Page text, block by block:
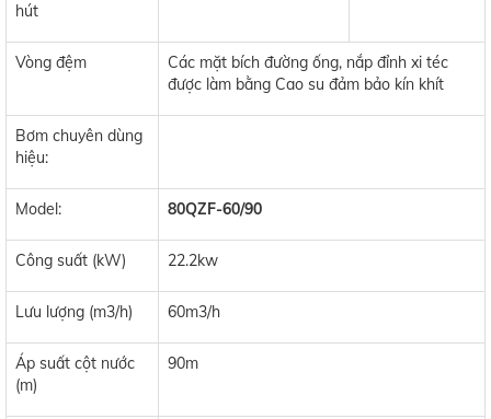
hút
Vòng đệm
Các mặt bích đường ống, nắp đỉnh xi téc
được làm bằng Cao su đảm bảo kín khít
Bơm chuyên dùng
hiệu:
Model: 80QZF-60/90
Công suất (kW) 22.2kw
Lưu lượng (m3/h) 60m3/h
Áp suất cột nước
(m)
90m